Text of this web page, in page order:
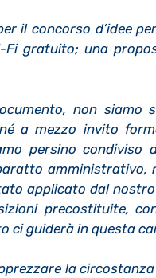
il concorso d’idee
Fi gratuito; una
non
a mezzo invito
persino condiviso
applicato dal
precostituite,
ci guiderà in questa
la